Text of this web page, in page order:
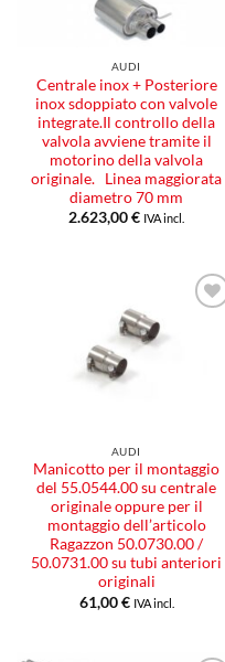
AUDI
Centrale inox + Posteriore
inox sdoppiato con valvole
integrate.Il controllo della
valvola avviene tramite il
motorino della valvola
originale. Linea maggiorata
diametro 70 mm
2.623,00€ IVA incl.
AUDI
Manicotto per il montaggio
del 55.0544.00 su centrale
originale oppure per il
montaggio dell’articolo
Ragazzon 50.0730.00 /
50.0731.00 su tubi anteriori
originali
61,00€ IVA incl.